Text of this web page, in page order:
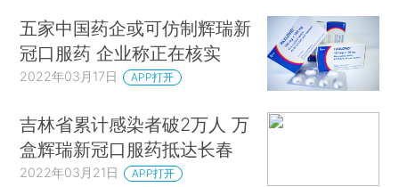
五家中国药企或可仿制辉瑞新
冠口服药 企业称正在核实
2022年03月17日 APP打开
吉林省累计感染者破2万人 万
盒辉瑞新冠口服药抵达长春
2022年03月21日 APP打开